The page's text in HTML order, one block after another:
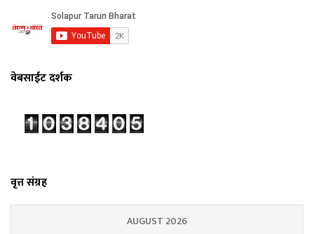
वेबसाईट दर्शक
वृत्त संग्रह
AUGUST 2026